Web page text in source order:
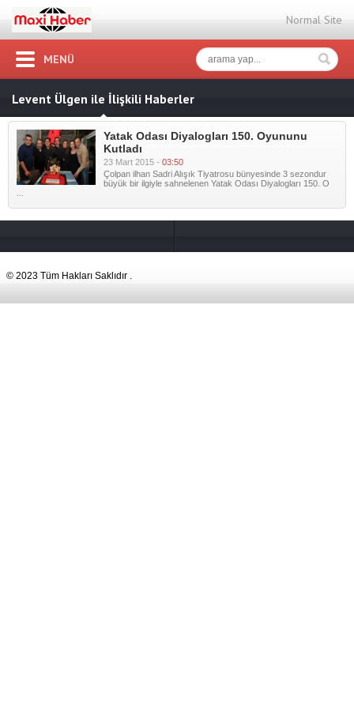
Normal Site
MENÜ
Levent Ülgen ile İlişkili Haberler
Yatak Odası Diyalogları 150. Oyununu
Kutladı
23 Mart 2015 - 03:50
Çolpan ilhan Sadri Alışık Tiyatrosu bünyesinde 3 sezondur
büyük bir ilgiyle sahnelenen Yatak Odası Diyalogları 150. O
© 2023 Tüm Hakları Saklıdır .